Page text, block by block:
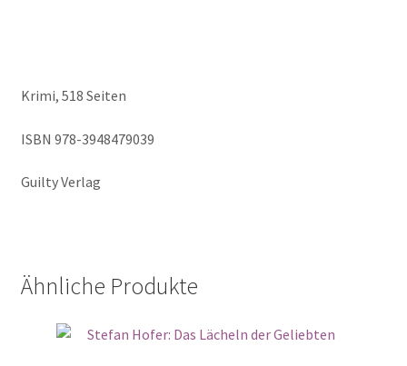
Krimi, 518 Seiten
ISBN 978-3948479039
Guilty Verlag
Ähnliche Produkte